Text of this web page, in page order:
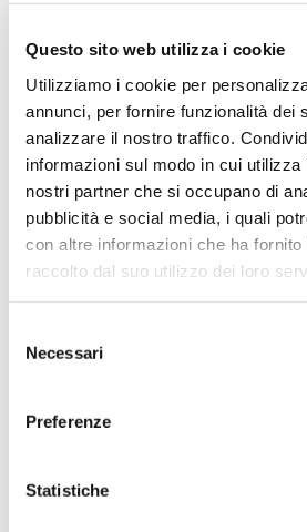
Questo sito web utilizza i cookie
Utilizziamo i cookie per
annunci, per fornire funzionalità dei
analizzare il nostro traffico.
informazioni sul modo in cui
nostri partner che si occupano di
pubblicità e social media, i quali
con altre informazioni che ha
raccolto dal suo utilizzo dei loro
delNecessari
Preferenze
Statistiche
Procedura di scelta:
Aziendale per Lavori Servizi e
Aggiudicatario Nome:
BRANDOLIN ING.GIORGIO -
BRNGRG51D23F356P
Importo Aggiudicazione:
32308,22
Importo Liquidato:
Pagina